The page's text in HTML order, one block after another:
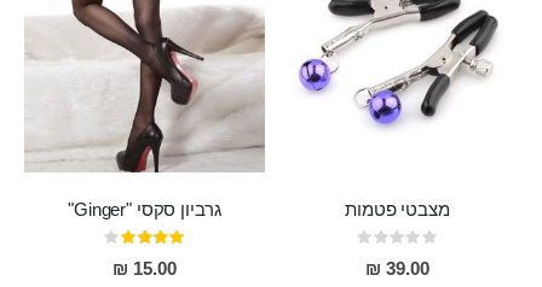
מצבטי פטמות
Rating:
0%
39.00 ₪
גרביון סקסי "Ginger"
דירוג:
80%
15.00 ₪